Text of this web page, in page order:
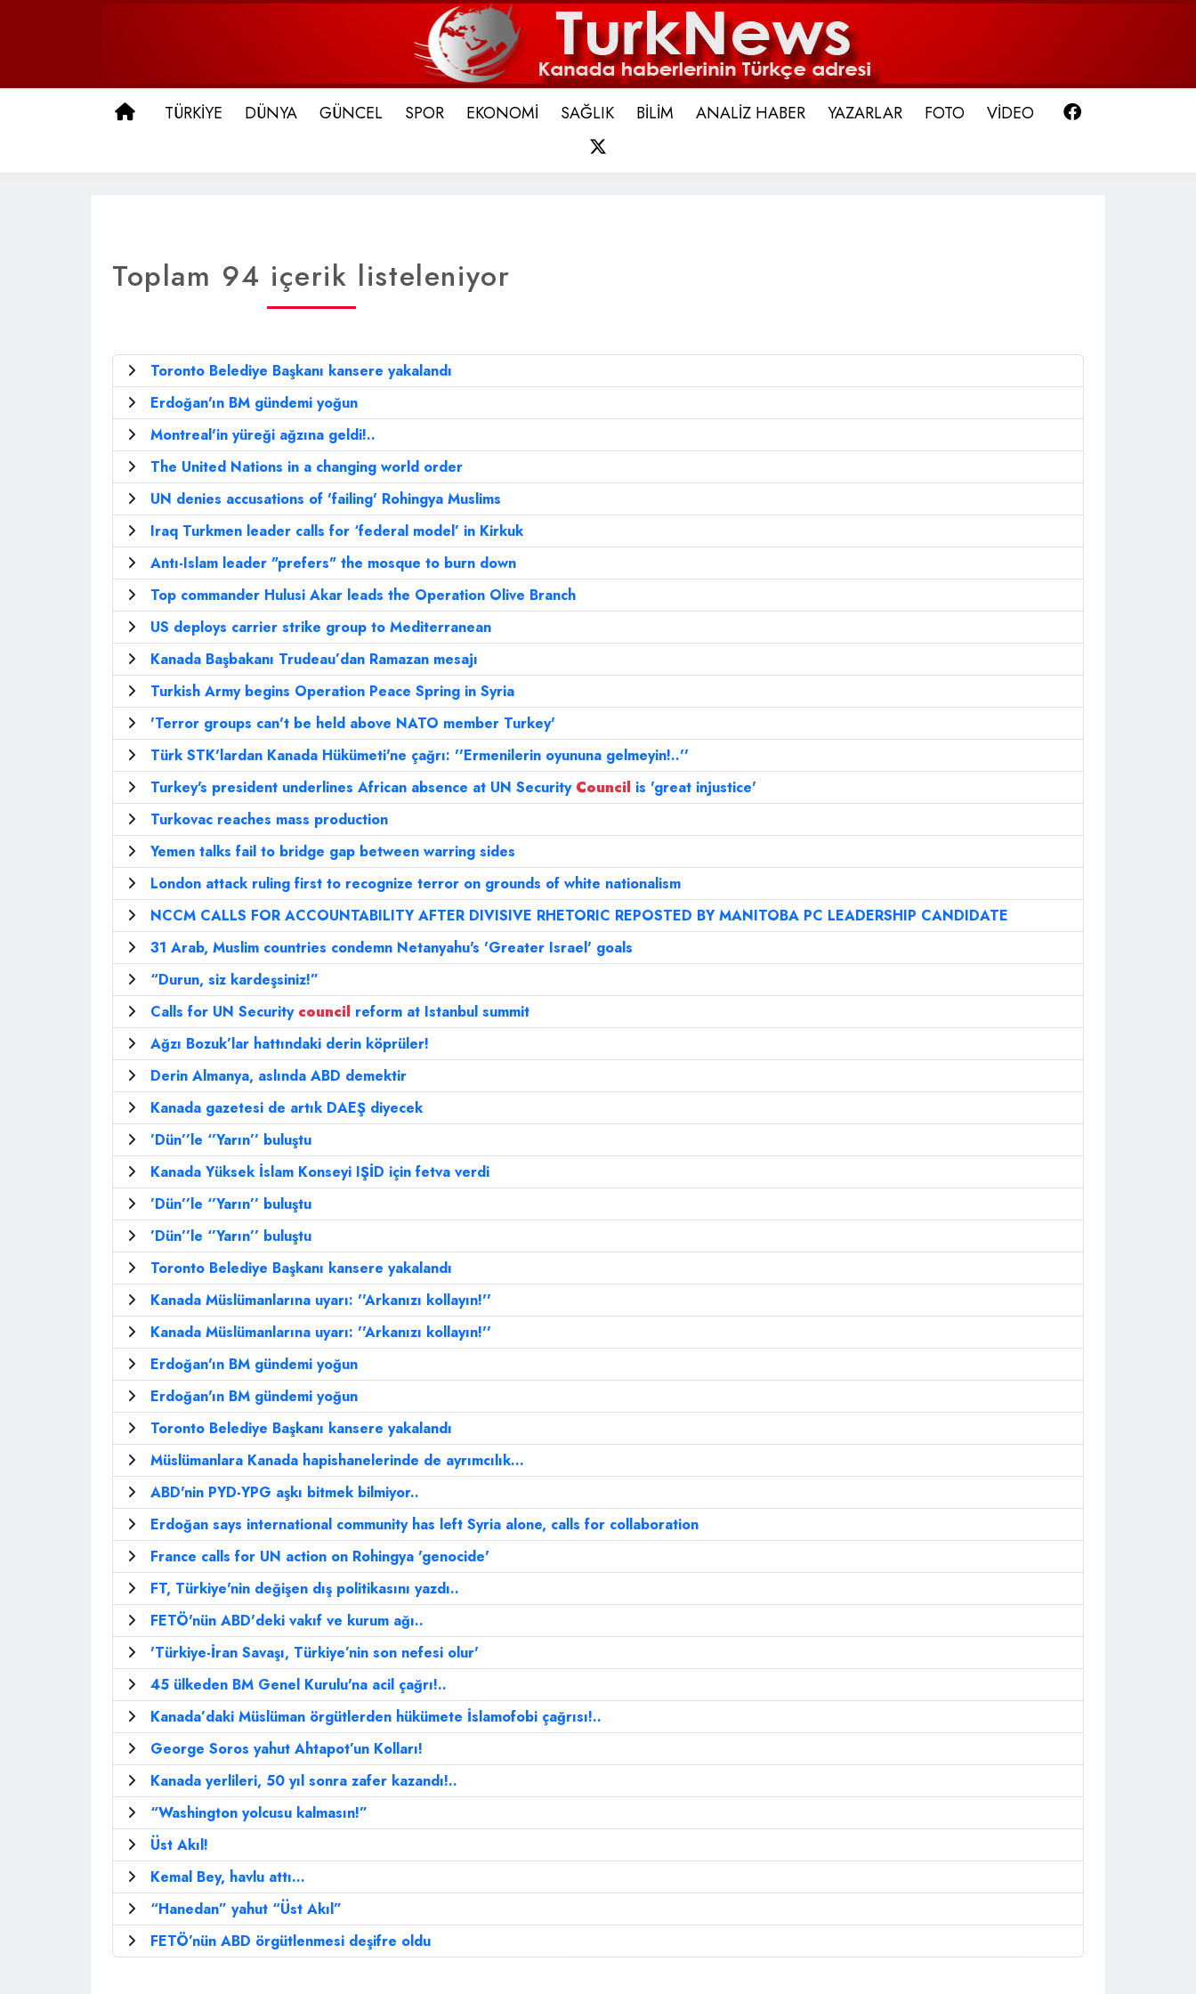
ANA SAYFA
TÜRKİYE DÜNYA GÜNCEL SPOR EKONOMİ SAĞLIK BİLİM ANALİZ HABER YAZARLAR FOTO VİDEO
Toplam 94 içerik listeleniyor
Toronto Belediye Başkanı kansere yakalandı
Erdoğan'ın BM gündemi yoğun
Montreal'in yüreği ağzına geldi!..
The United Nations in a changing world order
UN denies accusations of 'failing' Rohingya Muslims
Iraq Turkmen leader calls for ‘federal model’ in Kirkuk
Antı-Islam leader "prefers" the mosque to burn down
Top commander Hulusi Akar leads the Operation Olive Branch
US deploys carrier strike group to Mediterranean
Kanada Başbakanı Trudeau’dan Ramazan mesajı
Turkish Army begins Operation Peace Spring in Syria
'Terror groups can't be held above NATO member Turkey'
Türk STK'lardan Kanada Hükümeti'ne çağrı: ''Ermenilerin oyununa gelmeyin!..''
Turkey's president underlines African absence at UN Security Council is 'great injustice'
Turkovac reaches mass production
Yemen talks fail to bridge gap between warring sides
London attack ruling first to recognize terror on grounds of white nationalism
NCCM CALLS FOR ACCOUNTABILITY AFTER DIVISIVE RHETORIC REPOSTED BY MANITOBA PC LEADERSHIP CANDIDATE
31 Arab, Muslim countries condemn Netanyahu's 'Greater Israel' goals
“Durun, siz kardeşsiniz!”
Calls for UN Security council reform at Istanbul summit
Ağzı Bozuk’lar hattındaki derin köprüler!
Derin Almanya, aslında ABD demektir
Kanada gazetesi de artık DAEŞ diyecek
’Dün’’le ‘’Yarın’’ buluştu
Kanada Yüksek İslam Konseyi IŞİD için fetva verdi
’Dün’’le ‘’Yarın’’ buluştu
’Dün’’le ‘’Yarın’’ buluştu
Toronto Belediye Başkanı kansere yakalandı
Kanada Müslümanlarına uyarı: ''Arkanızı kollayın!''
Kanada Müslümanlarına uyarı: ''Arkanızı kollayın!''
Erdoğan'ın BM gündemi yoğun
Erdoğan'ın BM gündemi yoğun
Toronto Belediye Başkanı kansere yakalandı
Müslümanlara Kanada hapishanelerinde de ayrımcılık...
ABD'nin PYD-YPG aşkı bitmek bilmiyor..
Erdoğan says international community has left Syria alone, calls for collaboration
France calls for UN action on Rohingya 'genocide'
FT, Türkiye'nin değişen dış politikasını yazdı..
FETÖ'nün ABD'deki vakıf ve kurum ağı..
'Türkiye-İran Savaşı, Türkiye’nin son nefesi olur'
45 ülkeden BM Genel Kurulu'na acil çağrı!..
Kanada’daki Müslüman örgütlerden hükümete İslamofobi çağrısı!..
George Soros yahut Ahtapot’un Kolları!
Kanada yerlileri, 50 yıl sonra zafer kazandı!..
“Washington yolcusu kalmasın!”
Üst Akıl!
Kemal Bey, havlu attı…
“Hanedan” yahut “Üst Akıl”
FETÖ’nün ABD örgütlenmesi deşifre oldu